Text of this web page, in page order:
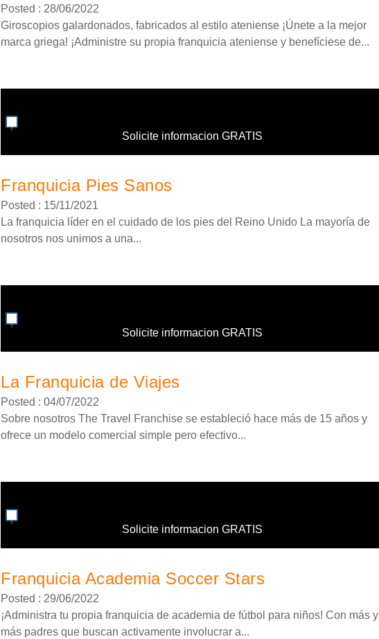
Posted : 28/06/2022
Giroscopios galardonados, fabricados al estilo ateniense ¡Únete a la mejor
marca griega! ¡Administre su propia franquicia ateniense y benefíciese de...
Solicite informacion GRATIS
Franquicia Pies Sanos
Posted : 15/11/2021
La franquicia líder en el cuidado de los pies del Reino Unido La mayoría de
nosotros nos unimos a una...
Solicite informacion GRATIS
La Franquicia de Viajes
Posted : 04/07/2022
Sobre nosotros The Travel Franchise se estableció hace más de 15 años y
ofrece un modelo comercial simple pero efectivo...
Solicite informacion GRATIS
Franquicia Academia Soccer Stars
Posted : 29/06/2022
¡Administra tu propia franquicia de academia de fútbol para niños! Con más y
más padres que buscan activamente involucrar a...